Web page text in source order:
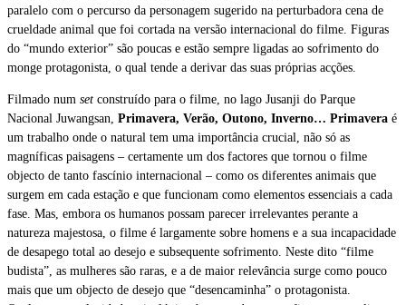
paralelo com o percurso da personagem sugerido na perturbadora cena de
crueldade animal que foi cortada na versão internacional do filme. Figuras
do “mundo exterior” são poucas e estão sempre ligadas ao sofrimento do
monge protagonista, o qual tende a derivar das suas próprias acções.
Filmado num set construído para o filme, no lago Jusanji do Parque
Nacional Juwangsan, Primavera, Verão, Outono, Inverno… Primavera é
um trabalho onde o natural tem uma importância crucial, não só as
magníficas paisagens – certamente um dos factores que tornou o filme
objecto de tanto fascínio internacional – como os diferentes animais que
surgem em cada estação e que funcionam como elementos essenciais a cada
fase. Mas, embora os humanos possam parecer irrelevantes perante a
natureza majestosa, o filme é largamente sobre homens e a sua incapacidade
de desapego total ao desejo e subsequente sofrimento. Neste dito “filme
budista”, as mulheres são raras, e a de maior relevância surge como pouco
mais que um objecto de desejo que “desencaminha” o protagonista.